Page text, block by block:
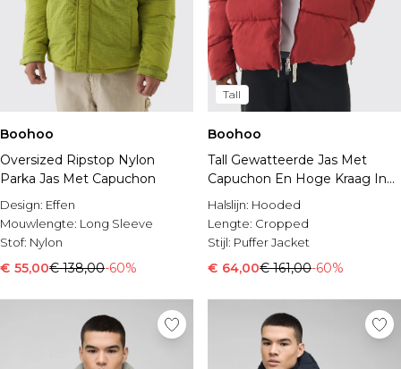
Boohoo
Oversized Ripstop Nylon
Parka Jas Met Capuchon
Design: Effen
Mouwlengte: Long Sleeve
Stof: Nylon
€ 55,00€ 138,00-60%
Tall
Boohoo
Tall Gewatteerde Jas Met
Capuchon En Hoge Kraag In
Rust
Halslijn: Hooded
Lengte: Cropped
Stijl: Puffer Jacket
€ 64,00€ 161,00-60%